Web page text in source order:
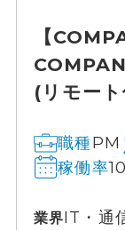
【
(リモー
職種PM
稼働率
業界IT・通